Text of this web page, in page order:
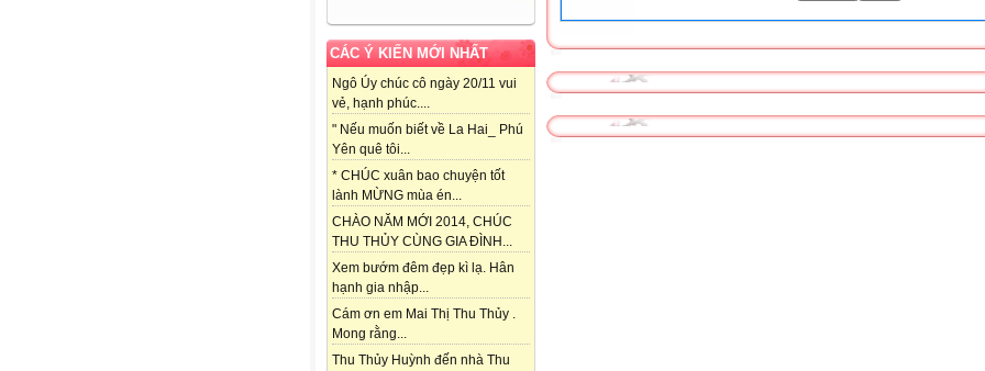
CÁC Ý KIẾN MỚI NHẤT
Ngô Úy chúc cô ngày 20/11 vui
vẻ, hạnh phúc....
" Nếu muốn biết về La Hai_ Phú
Yên quê tôi...
* CHÚC xuân bao chuyện tốt
lành MỪNG mùa én...
CHÀO NĂM MỚI 2014, CHÚC
THU THỦY CÙNG GIA ĐÌNH...
Xem bướm đêm đẹp kì lạ. Hân
hạnh gia nhập...
Cám ơn em Mai Thị Thu Thủy .
Mong rằng...
Thu Thủy Huỳnh đến nhà Thu